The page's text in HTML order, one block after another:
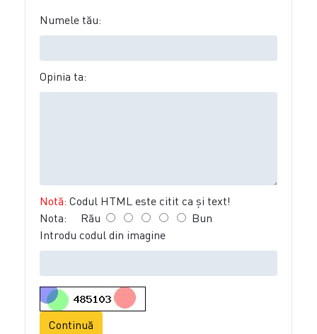
Numele tău:
Opinia ta:
Notă: Codul HTML este citit ca şi text!
Nota: Rău
Bun
Introdu codul din imagine
Continuă